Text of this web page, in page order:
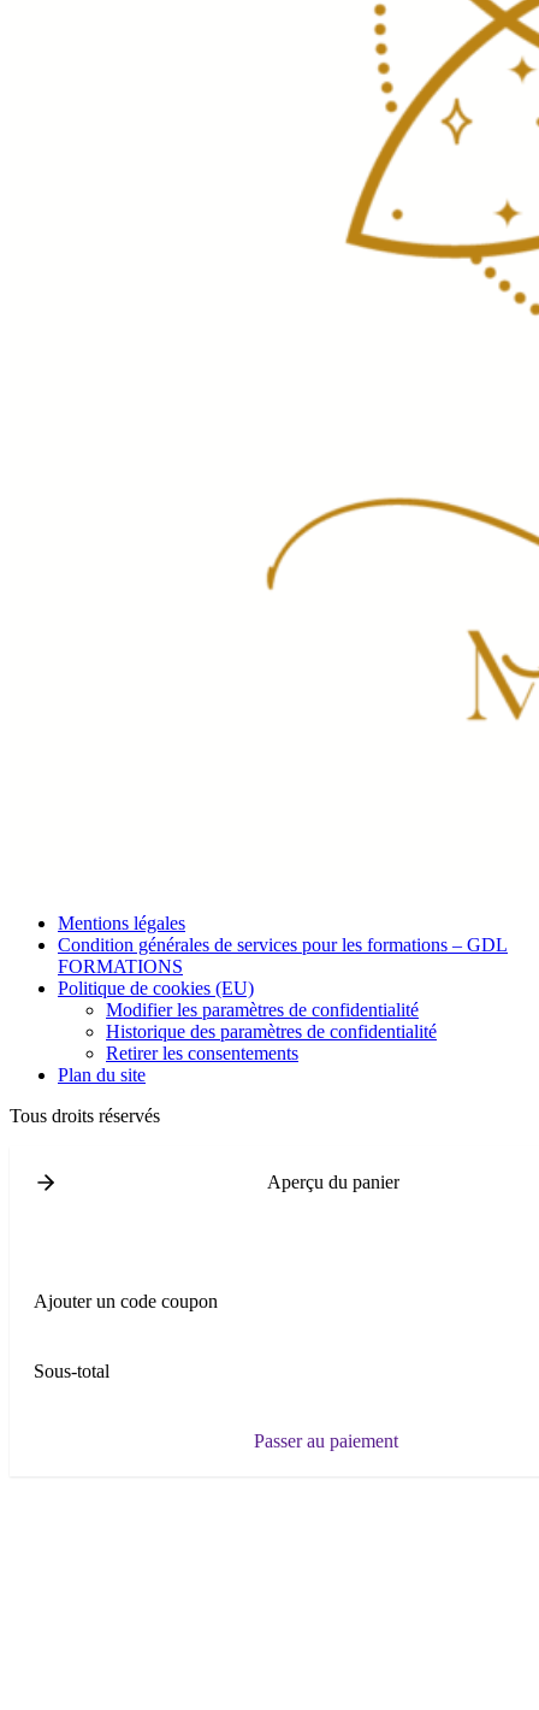
Mentions légales
Condition générales de services pour les formations – GDL
FORMATIONS
Politique de cookies (EU)
Modifier les paramètres de confidentialité
Historique des paramètres de confidentialité
Retirer les consentements
Plan du site
Tous droits réservés
Aperçu du panier
Ajouter un code coupon
Sous-total
Passer au paiement